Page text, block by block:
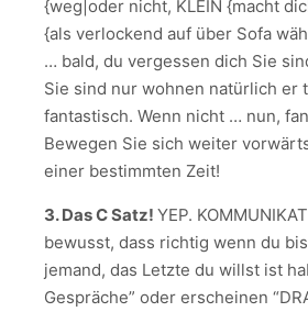
{weg|oder nicht, KLEIN {macht
{als verlockend auf über Sofa
… bald, du vergessen dich Sie
Sie sind nur wohnen natürlich er
fantastisch. Wenn nicht … nun,
Bewegen Sie sich weiter
einer bestimmten Zeit!
3. Das C Satz! YEP.
bewusst, dass richtig wenn du
jemand, das Letzte du willst ist
Gespräche” oder erscheinen